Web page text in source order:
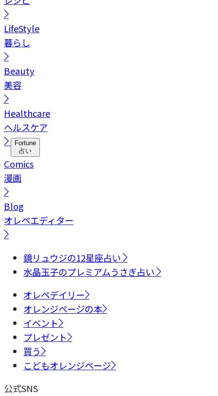
LifeStyle
暮らし
Beauty
美容
Healthcare
ヘルスケア
Fortune
占い
Comics
漫画
Blog
オレペエディター
鏡リュウジの12星座占い
水晶玉子のプレミアムうさぎ占い
オレペデイリー
オレンジページの本
イベント
プレゼント
買う
こどもオレンジページ
公式SNS